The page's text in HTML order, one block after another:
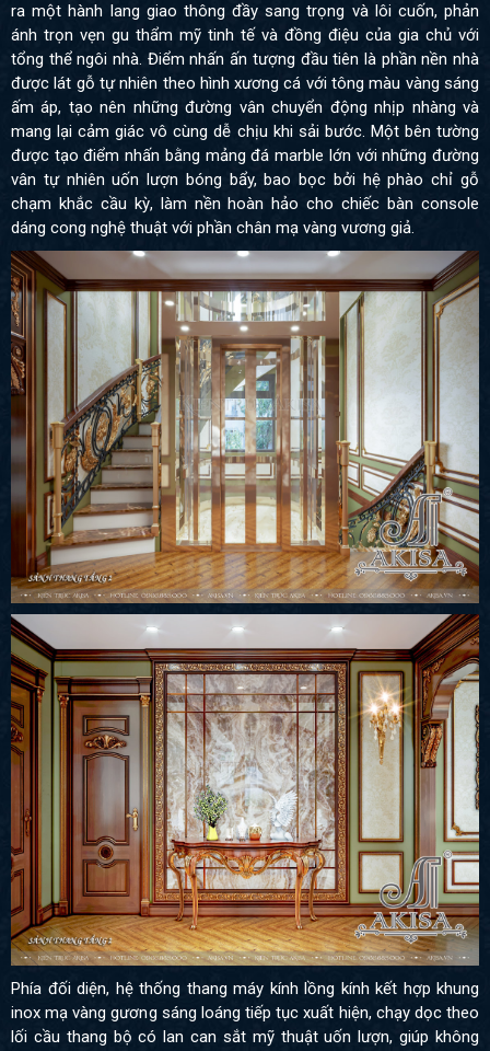
ra một hành lang giao thông đầy sang trọng và lôi cuốn, phản
ánh trọn vẹn gu thẩm mỹ tinh tế và đồng điệu của gia chủ với
tổng thể ngôi nhà. Điểm nhấn ấn tượng đầu tiên là phần nền nhà
được lát gỗ tự nhiên theo hình xương cá với tông màu vàng sáng
ấm áp, tạo nên những đường vân chuyển động nhịp nhàng và
mang lại cảm giác vô cùng dễ chịu khi sải bước. Một bên tường
được tạo điểm nhấn bằng mảng đá marble lớn với những đường
vân tự nhiên uốn lượn bóng bẩy, bao bọc bởi hệ phào chỉ gỗ
chạm khắc cầu kỳ, làm nền hoàn hảo cho chiếc bàn console
dáng cong nghệ thuật với phần chân mạ vàng vương giả.
Phía đối diện, hệ thống thang máy kính lồng kính kết hợp khung
inox mạ vàng gương sáng loáng tiếp tục xuất hiện, chạy dọc theo
lối cầu thang bộ có lan can sắt mỹ thuật uốn lượn, giúp không